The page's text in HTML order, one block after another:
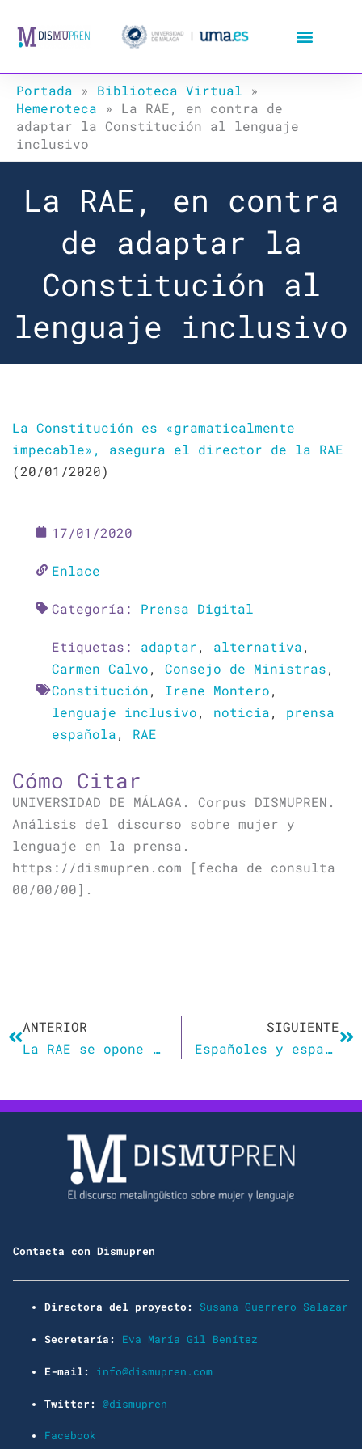
Portada » Biblioteca Virtual »
Hemeroteca » La RAE, en contra de
adaptar la Constitución al lenguaje
inclusivo
La RAE, en contra
de adaptar la
Constitución al
lenguaje inclusivo
La Constitución es «gramaticalmente
impecable», asegura el director de la RAE
(20/01/2020)
17/01/2020
Enlace
Categoría: Prensa Digital
Etiquetas: adaptar, alternativa,
Carmen Calvo, Consejo de Ministras,
Constitución, Irene Montero,
lenguaje inclusivo, noticia, prensa
española, RAE
Cómo Citar
UNIVERSIDAD DE MÁLAGA. Corpus DISMUPREN.
Análisis del discurso sobre mujer y
lenguaje en la prensa.
https://dismupren.com [fecha de consulta
00/00/00].
ANTERIOR
La RAE se opone al lenguaje inclusivo en la Constitución
SIGUIENTE
Españoles y españolas: la Constitución se toca poco
Contacta con Dismupren
Directora del proyecto: Susana Guerrero Salazar
Secretaría: Eva María Gil Benítez
E-mail: info@dismupren.com
Twitter: @dismupren
Facebook